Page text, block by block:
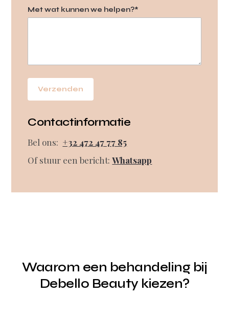
Met wat kunnen we helpen?*
Contactinformatie
Bel ons: +32 472 47 77 85
Of stuur een bericht:Whatsapp
Waarom een behandeling bij
Debello Beauty kiezen?